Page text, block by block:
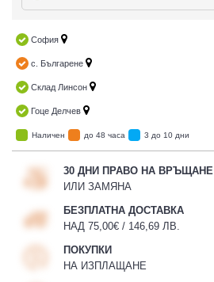
София
с. Българене
Склад Линсон
Гоце Делчев
Наличен до 48 часа 3 до 10 дни
30 ДНИ ПРАВО НА ВРЪЩАНЕ
ИЛИ ЗАМЯНА
БЕЗПЛАТНА ДОСТАВКА
НАД 75,00€ / 146,69 ЛВ.
ПОКУПКИ
НА ИЗПЛАЩАНЕ